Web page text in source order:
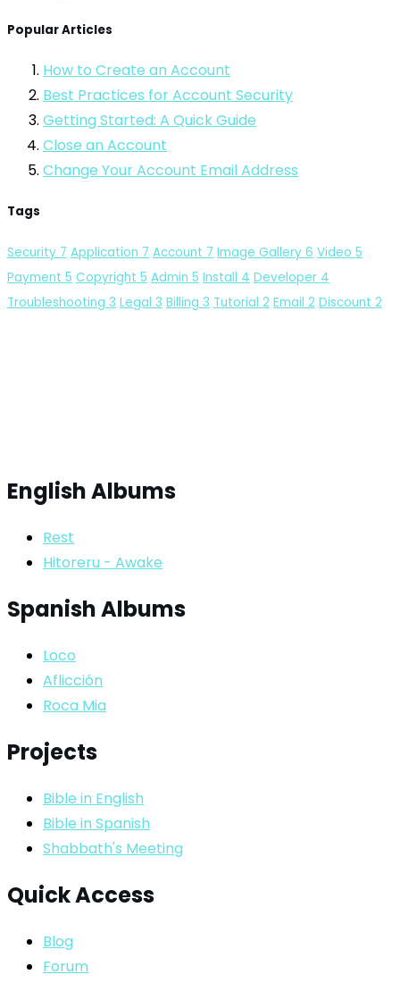
Popular Articles
How to Create an Account
Best Practices for Account Security
Getting Started: A Quick Guide
Close an Account
Change Your Account Email Address
Tags
Security 7 Application 7 Account 7 Image Gallery 6 Video 5
Payment 5 Copyright 5 Admin 5 Install 4 Developer 4
Troubleshooting 3 Legal 3 Billing 3 Tutorial 2 Email 2 Discount 2
English Albums
Rest
Hitoreru - Awake
Spanish Albums
Loco
Aflicción
Roca Mia
Projects
Bible in English
Bible in Spanish
Shabbath's Meeting
Quick Access
Blog
Forum